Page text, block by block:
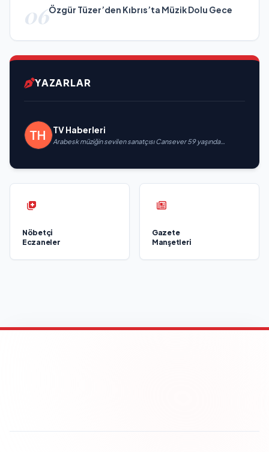
06Özgür Tüzer’den Kıbrıs’ta Müzik Dolu Gece
YAZARLAR
TV Haberleri
Arabesk müziğin sevilen sanatçısı Cansever 59 yaşında
Nöbetçi
Eczaneler
Gazete
Manşetleri